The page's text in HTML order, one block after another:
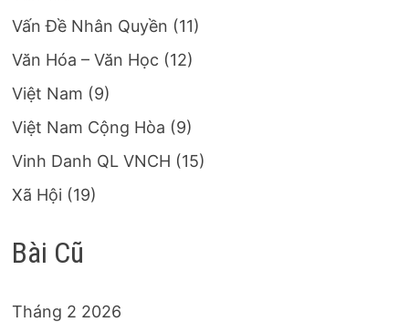
Vấn Đề Nhân Quyền (11)
Văn Hóa – Văn Học (12)
Việt Nam (9)
Việt Nam Cộng Hòa (9)
Vinh Danh QL VNCH (15)
Xã Hội (19)
Bài Cũ
Tháng 2 2026